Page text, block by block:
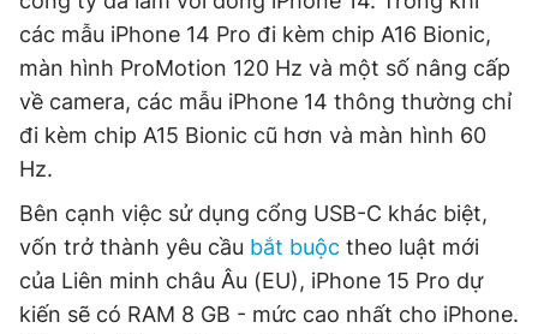
các mẫu iPhone 14 Pro đi kèm chip A16 Bionic,
màn hình ProMotion 120 Hz và một số nâng cấp
về camera, các mẫu iPhone 14 thông thường chỉ
đi kèm chip A15 Bionic cũ hơn và màn hình 60
Hz.
Bên cạnh việc sử dụng cổng USB-C khác biệt,
vốn trở thành yêu cầu bắt buộc theo luật mới
của Liên minh châu Âu (EU), iPhone 15 Pro dự
kiến sẽ có RAM 8 GB - mức cao nhất cho iPhone.